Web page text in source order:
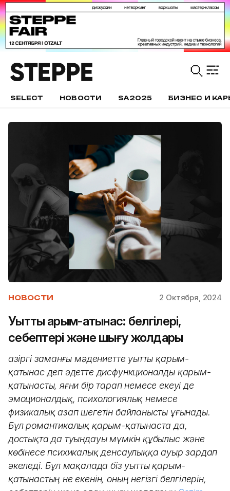
SELECT НОВОСТИ SA2025 БИЗНЕС И
НОВОСТИ 2 Октября, 2024
Уытты қарым-қатынас: белгілері,
себептері және шығу жолдары
Қазіргі заманғы мәдениетте уытты қарым-
қатынас деп әдетте дисфункционалды қарым-
қатынасты, яғни бір тарап немесе екеуі де
эмоционалдық, психологиялық немесе
физикалық азап шегетін байланысты ұғынады.
Бұл романтикалық қарым-қатынаста да,
достықта да туындауы мүмкін құбылыс және
көбінесе психикалық денсаулыққа ауыр зардап
әкеледі. Бұл мақалада біз уытты қарым-
қатынастың не екенін, оның негізгі белгілерін,